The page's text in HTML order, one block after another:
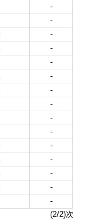
-
-
-
-
-
-
-
-
-
-
-
-
-
-
-
(2/2)次